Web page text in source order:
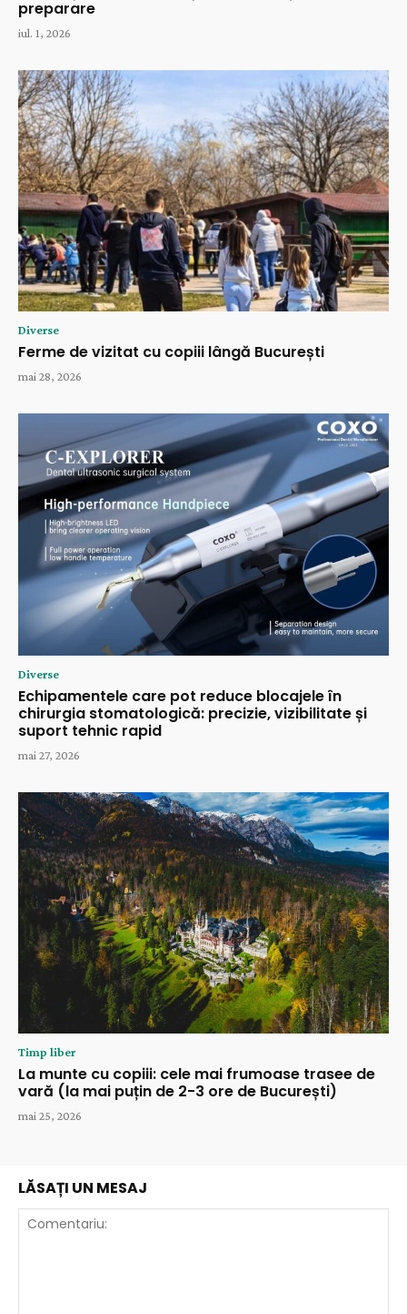
preparare
iul. 1, 2026
Diverse
Ferme de vizitat cu copiii lângă București
mai 28, 2026
Diverse
Echipamentele care pot reduce blocajele în
chirurgia stomatologică: precizie, vizibilitate și
suport tehnic rapid
mai 27, 2026
Timp liber
La munte cu copiii: cele mai frumoase trasee de
vară (la mai puțin de 2-3 ore de București)
mai 25, 2026
LĂSAȚI UN MESAJ